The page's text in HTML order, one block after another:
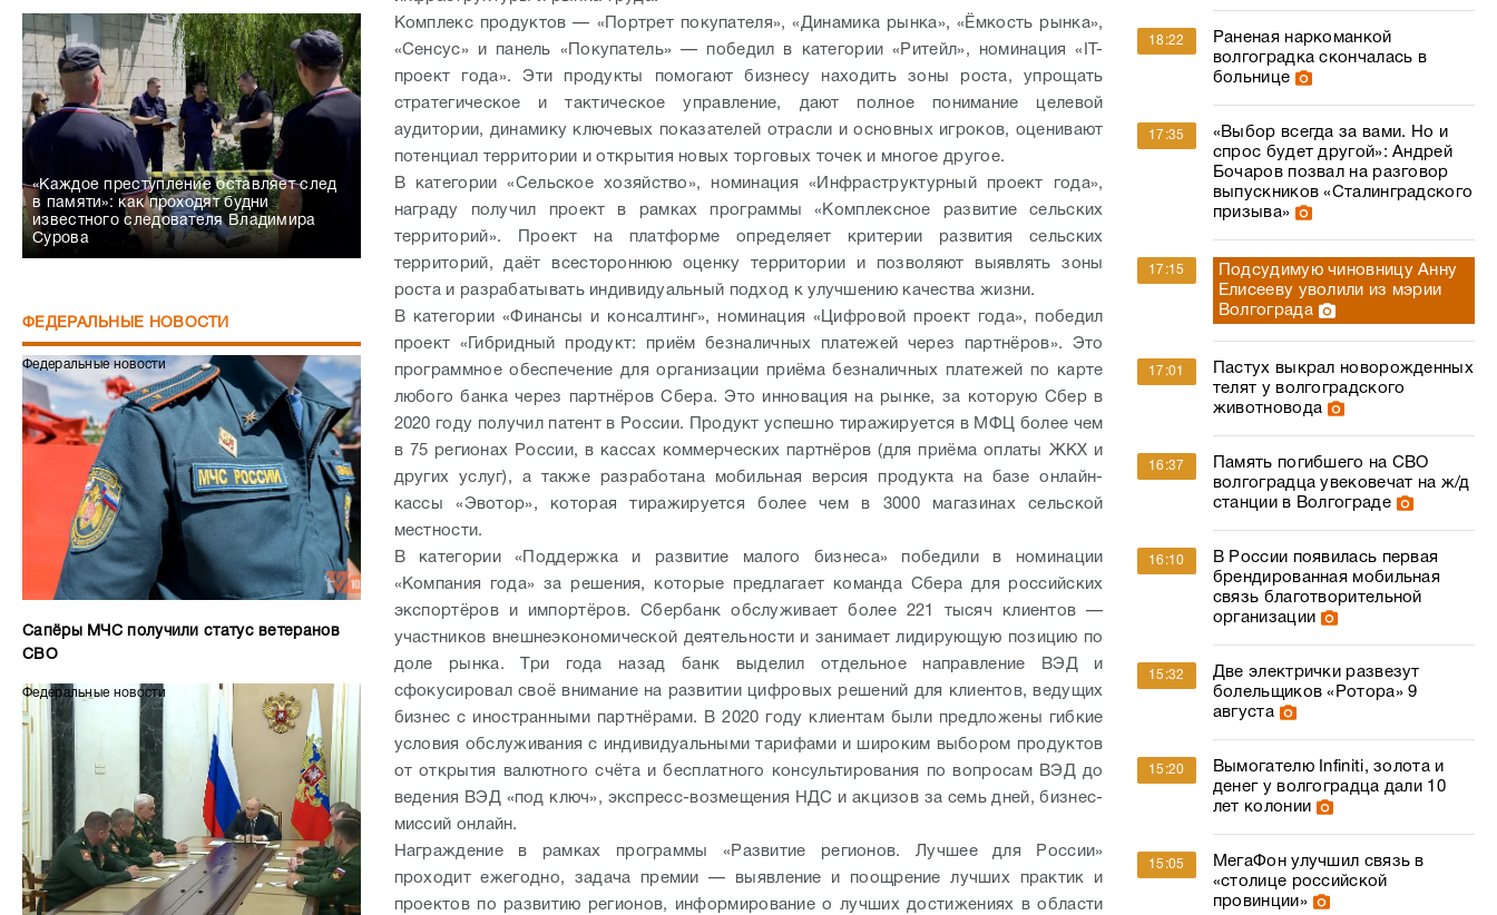
«Каждое преступление оставляет след
в памяти»: как проходят будни
известного следователя Владимира
Сурова
ФЕДЕРАЛЬНЫЕ НОВОСТИ
Федеральные новости
Сапёры МЧС получили статус ветеранов
СВО
Федеральные новости
Комплекс продуктов — «Портрет покупателя», «Динамика рынка», «Ёмкость рынка»,
«Сенсус» и панель «Покупатель» — победил в категории «Ритейл», номинация «IT-
проект года». Эти продукты помогают бизнесу находить зоны роста, упрощать
стратегическое и тактическое управление, дают полное понимание целевой
аудитории, динамику ключевых показателей отрасли и основных игроков, оценивают
потенциал территории и открытия новых торговых точек и многое другое.
В категории «Сельское хозяйство», номинация «Инфраструктурный проект года»,
награду получил проект в рамках программы «Комплексное развитие сельских
территорий». Проект на платформе определяет критерии развития сельских
территорий, даёт всестороннюю оценку территории и позволяют выявлять зоны
роста и разрабатывать индивидуальный подход к улучшению качества жизни.
В категории «Финансы и консалтинг», номинация «Цифровой проект года», победил
проект «Гибридный продукт: приём безналичных платежей через партнёров». Это
программное обеспечение для организации приёма безналичных платежей по карте
любого банка через партнёров Сбера. Это инновация на рынке, за которую Сбер в
2020 году получил патент в России. Продукт успешно тиражируется в МФЦ более чем
в 75 регионах России, в кассах коммерческих партнёров (для приёма оплаты ЖКХ и
других услуг), а также разработана мобильная версия продукта на базе онлайн-
кассы «Эвотор», которая тиражируется более чем в 3000 магазинах сельской
местности.
В категории «Поддержка и развитие малого бизнеса» победили в номинации
«Компания года» за решения, которые предлагает команда Сбера для российских
экспортёров и импортёров. Сбербанк обслуживает более 221 тысяч клиентов —
участников внешнеэкономической деятельности и занимает лидирующую позицию по
доле рынка. Три года назад банк выделил отдельное направление ВЭД и
сфокусировал своё внимание на развитии цифровых решений для клиентов, ведущих
бизнес с иностранными партнёрами. В 2020 году клиентам были предложены гибкие
условия обслуживания с индивидуальными тарифами и широким выбором продуктов
от открытия валютного счёта и бесплатного консультирования по вопросам ВЭД до
ведения ВЭД «под ключ», экспресс-возмещения НДС и акцизов за семь дней, бизнес-
миссий онлайн.
Награждение в рамках программы «Развитие регионов. Лучшее для России»
проходит ежегодно, задача премии — выявление и поощрение лучших практик и
проектов по развитию регионов, информирование о лучших достижениях в области
18:22
Раненая наркоманкой
волгоградка скончалась в
больнице
17:35
«Выбор всегда за вами. Но и
спрос будет другой»: Андрей
Бочаров позвал на разговор
выпускников «Сталинградского
призыва»
17:15
Подсудимую чиновницу Анну
Елисееву уволили из мэрии
Волгограда
17:01
Пастух выкрал новорожденных
телят у волгоградского
животновода
16:37
Память погибшего на СВО
волгоградца увековечат на ж/д
станции в Волгограде
16:10
В России появилась первая
брендированная мобильная
связь благотворительной
организации
15:32
Две электрички развезут
болельщиков «Ротора» 9
августа
15:20
Вымогателю Infiniti, золота и
денег у волгоградца дали 10
лет колонии
15:05
МегаФон улучшил связь в
«столице российской
провинции»